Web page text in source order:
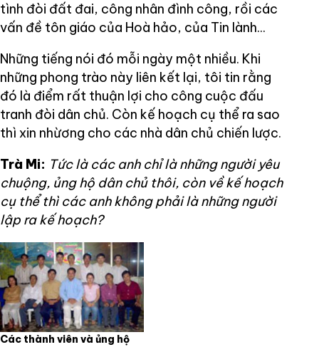
tình đòi đất đai, công nhân đình công, rồi các
vấn đề tôn giáo của Hoà hảo, của Tin lành...
Những tiếng nói đó mỗi ngày một nhiều. Khi
những phong trào này liên kết lại, tôi tin rằng
đó là điểm rất thuận lợi cho công cuộc đấu
tranh đòi dân chủ. Còn kế hoạch cụ thể ra sao
thì xin nhừơng cho các nhà dân chủ chiến lược.
Trà Mi: Tức là các anh chỉ là những người yêu
chuộng, ủng hộ dân chủ thôi, còn về kế hoạch
cụ thể thì các anh không phải là những người
lập ra kế hoạch?
Các thành viên và ủng hộ